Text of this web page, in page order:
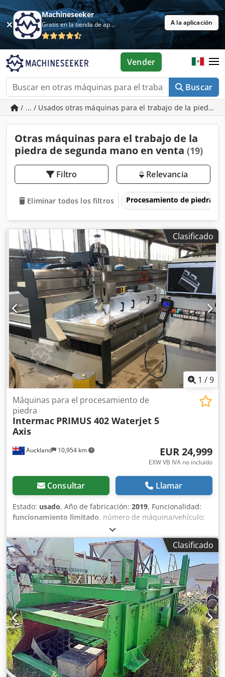
Machineseeker
Gratis en la tienda de aplicaciones A la aplicación
Buscar
Vender
/ ... / Usados otras máquinas para el trabajo de la piedra
Otras máquinas para el trabajo de la
piedra de segunda mano en venta (19)
Filtro Relevancia
Eliminar todos los filtros Procesamiento de piedra
Clasificado
1 /9
Auckland 10,954 km
Máquinas para el procesamiento de
piedra
Intermac PRIMUS 402 Waterjet 5
Axis
EUR 24,999
EXW VB IVA no incluído
Consultar Llamar
Estado: usado, Año de fabricación: 2019, Funcionalidad:
funcionamiento limitado, número de máquina/vehículo:
, Primus 402 Waterjet 5 Ejes de segunda mano,
equipada con un cabezal de corte, utilizada durante 4
años para cortar encimeras de piedra y cerámica. Ofrece
excelentes capacidades de corte en una amplia gama de
materiales, incluyendo piedra, cerámica, metales, vidrio y
más. Características principales: Crodpfeytlb Sox Actef -
Tecnología de vanguardia: Máxima flexibilidad de
programación gracias al movimiento libre del cabezal de
corte. El cabezal de corte de 5 ejes incorpora el sistema
patentado de eje C rotativo infinito de Intermac para
realizar cortes inclinados de alta calidad (+/-60°) en
perfiles complejos, sin limitaciones. - Rendimiento versátil:
Primus permite procesar una amplia variedad de
materiales como piedra natural, materiales sintetizados,
Clasificado